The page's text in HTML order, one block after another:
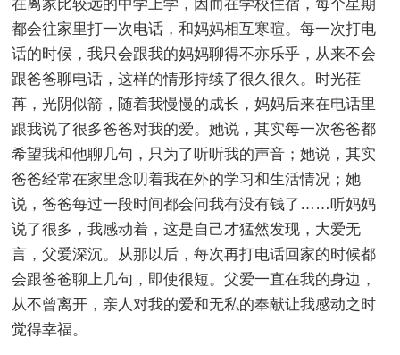
在离家比较远的中学上学，因而在学校住宿，每个星期
都会往家里打一次电话，和妈妈相互寒暄。每一次打电
话的时候，我只会跟我的妈妈聊得不亦乐乎，从来不会
跟爸爸聊电话，这样的情形持续了很久很久。时光荏
苒，光阴似箭，随着我慢慢的成长，妈妈后来在电话里
跟我说了很多爸爸对我的爱。她说，其实每一次爸爸都
希望我和他聊几句，只为了听听我的声音；她说，其实
爸爸经常在家里念叨着我在外的学习和生活情况；她
说，爸爸每过一段时间都会问我有没有钱了……听妈妈
说了很多，我感动着，这是自己才猛然发现，大爱无
言，父爱深沉。从那以后，每次再打电话回家的时候都
会跟爸爸聊上几句，即使很短。父爱一直在我的身边，
从不曾离开，亲人对我的爱和无私的奉献让我感动之时
觉得幸福。